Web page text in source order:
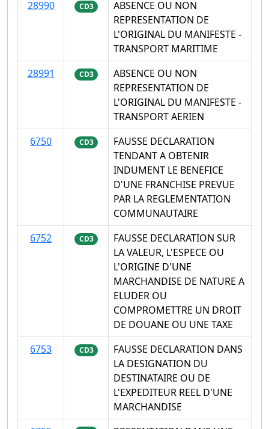
28990
CD3
ABSENCE OU NON
REPRESENTATION DE
L'ORIGINAL DU MANIFESTE -
TRANSPORT MARITIME
28991
CD3
ABSENCE OU NON
REPRESENTATION DE
L'ORIGINAL DU MANIFESTE -
TRANSPORT AERIEN
6750
CD3
FAUSSE DECLARATION
TENDANT A OBTENIR
INDUMENT LE BENEFICE
D'UNE FRANCHISE PREVUE
PAR LA REGLEMENTATION
COMMUNAUTAIRE
6752
CD3
FAUSSE DECLARATION SUR
LA VALEUR, L'ESPECE OU
L'ORIGINE D'UNE
MARCHANDISE DE NATURE A
ELUDER OU
COMPROMETTRE UN DROIT
DE DOUANE OU UNE TAXE
6753
CD3
FAUSSE DECLARATION DANS
LA DESIGNATION DU
DESTINATAIRE OU DE
L'EXPEDITEUR REEL D'UNE
MARCHANDISE